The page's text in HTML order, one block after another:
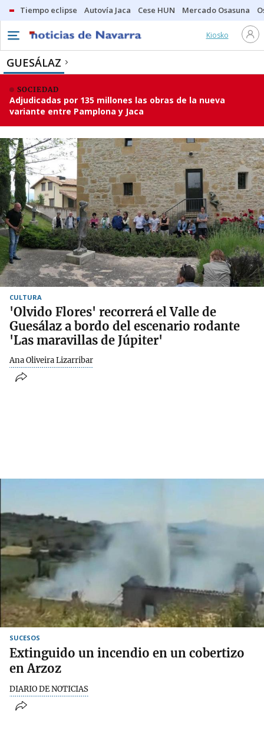
Tiempo eclipse Autovía Jaca Cese HUN Mercado Osasuna
Kiosko
GUESÁLAZ
SOCIEDAD
Adjudicadas por 135 millones las obras de la nueva
variante entre Pamplona y Jaca
CULTURA
'Olvido Flores' recorrerá el Valle de
Guesálaz a bordo del escenario rodante
'Las maravillas de Júpiter'
Ana Oliveira Lizarribar
SUCESOS
Extinguido un incendio en un cobertizo
en Arzoz
DIARIO DE NOTICIAS